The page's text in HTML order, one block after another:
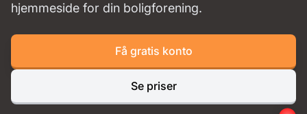
hjemmeside for din boligforening.
Få gratis konto
Se priser